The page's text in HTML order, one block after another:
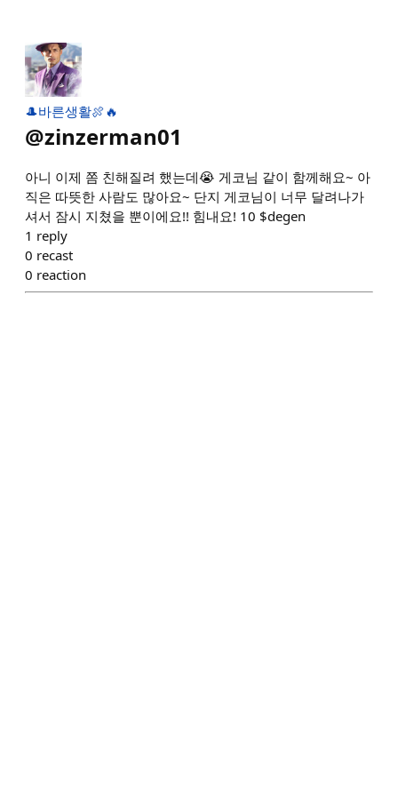
🎩바른생활🍖🔥
@zinzerman01
아니 이제 쫌 친해질려 했는데😭 게코님 같이 함께해요~ 아
직은 따뜻한 사람도 많아요~ 단지 게코님이 너무 달려나가
셔서 잠시 지쳤을 뿐이에요!! 힘내요! 10 $degen
1 reply
0 recast
0 reaction